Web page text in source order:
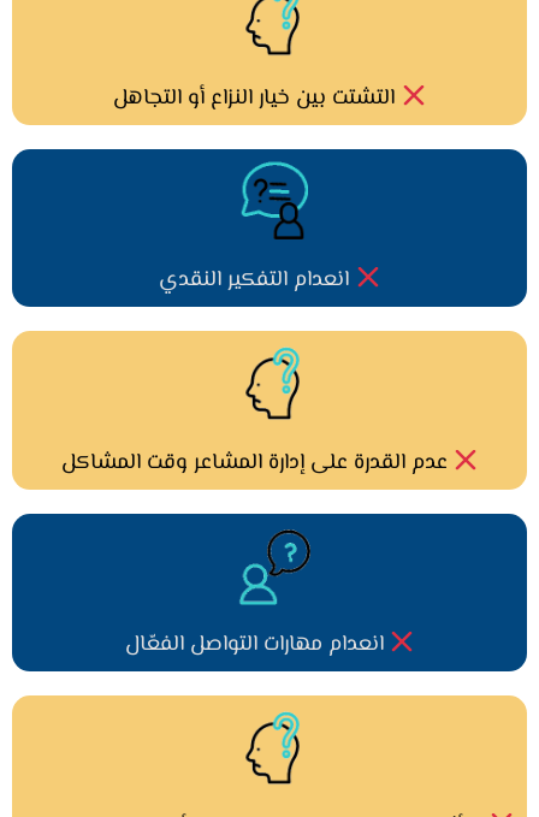
التشتت بين خيار النزاع أو التجاهل
انعدام التفكير النقدي
عدم القدرة على إدارة المشاعر وقت المشاكل
انعدام مهارات التواصل الفعّال